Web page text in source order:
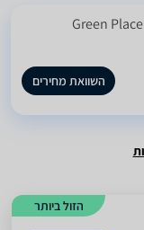
השוואת מחירים
הזול ביותר